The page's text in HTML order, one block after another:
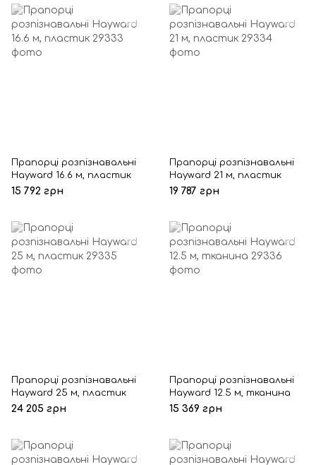
Прапорці розпізнавальні
Hayward 16.6 м, пластик
15 792 грн
Прапорці розпізнавальні
Hayward 21 м, пластик
19 787 грн
Прапорці розпізнавальні
Hayward 25 м, пластик
24 205 грн
Прапорці розпізнавальні
Hayward 12.5 м, тканина
15 369 грн